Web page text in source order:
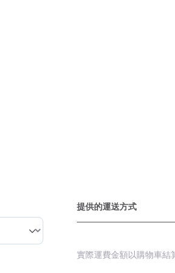
提供的運送方式
實際運費金額以購物車結